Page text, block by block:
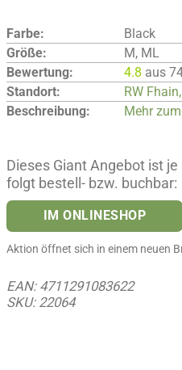
Farbe:
Black
Größe:
M, ML
Bewertung:
4.8aus
Standort:
RW
Beschreibung:
Mehr
Dieses Giant Angebot ist
folgt bestell- bzw. buchbar:
IM ONLINESHOP
Aktion öffnet sich in einem neuen
EAN: 4711291083622
SKU: 22064